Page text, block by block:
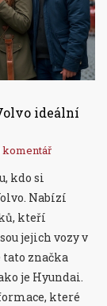
ideální
komentář
kdo si
Nabízí
kteří
jejich vozy v
tato značka
je Hyundai.
které